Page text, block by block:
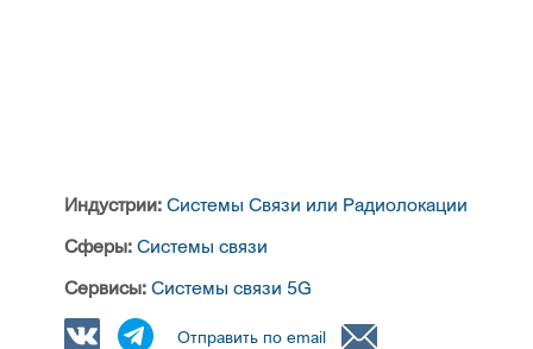
Индустрии: Системы Связи или Радиолокации
Сферы: Системы связи
Сервисы: Системы связи 5G
Отправить по email